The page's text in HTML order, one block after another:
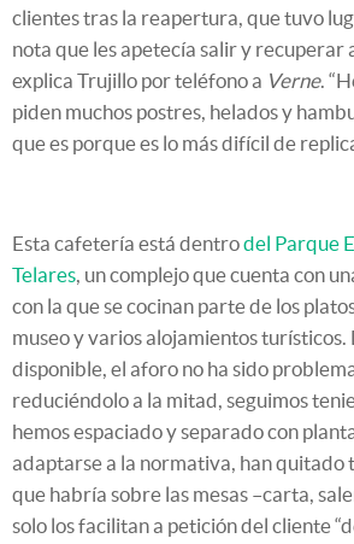
clientes tras la reapertura, que tuvo
nota que les apetecía salir y recuperar
explica Trujillo por teléfono a Verne.
piden muchos postres, helados y
que es porque es lo más difícil de
Esta cafetería está dentrodel Parque
Telares, un complejo que cuenta con
con la que se cocinan parte de los
museo y varios alojamientos turísticos.
disponible, el aforo no ha sido
reduciéndolo a la mitad, seguimos
hemos espaciado y separado con
adaptarse a la normativa, han quitado
que habría sobre las mesas –carta,
solo los facilitan a petición del cliente